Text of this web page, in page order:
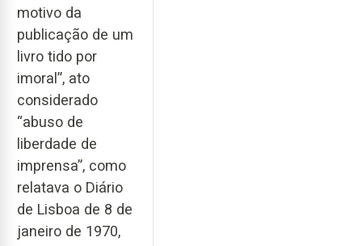
motivo da
publicação de um
livro tido por
imoral”, ato
considerado
“abuso de
liberdade de
imprensa”, como
relatava o Diário
de Lisboa de 8 de
janeiro de 1970,